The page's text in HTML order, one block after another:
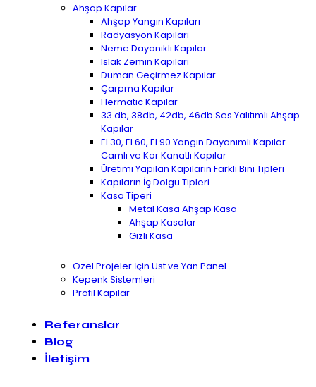
Ahşap Kapılar
Ahşap Yangın Kapıları
Radyasyon Kapıları
Neme Dayanıklı Kapılar
Islak Zemin Kapıları
Duman Geçirmez Kapılar
Çarpma Kapılar
Hermatic Kapılar
33 db, 38db, 42db, 46db Ses Yalıtımlı Ahşap
Kapılar
EI 30, EI 60, EI 90 Yangın Dayanımlı Kapılar
Camlı ve Kor Kanatlı Kapılar
Üretimi Yapılan Kapıların Farklı Bini Tipleri
Kapıların İç Dolgu Tipleri
Kasa Tiperi
Metal Kasa Ahşap Kasa
Ahşap Kasalar
Gizli Kasa
Özel Projeler İçin Üst ve Yan Panel
Kepenk Sistemleri
Profil Kapılar
Referanslar
Blog
İletişim